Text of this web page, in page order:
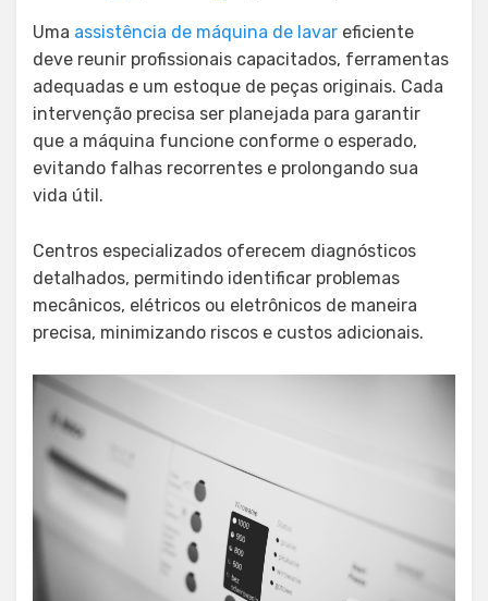
Uma assistência de máquina de lavar eficiente
deve reunir profissionais capacitados, ferramentas
adequadas e um estoque de peças originais. Cada
intervenção precisa ser planejada para garantir
que a máquina funcione conforme o esperado,
evitando falhas recorrentes e prolongando sua
vida útil.
Centros especializados oferecem diagnósticos
detalhados, permitindo identificar problemas
mecânicos, elétricos ou eletrônicos de maneira
precisa, minimizando riscos e custos adicionais.